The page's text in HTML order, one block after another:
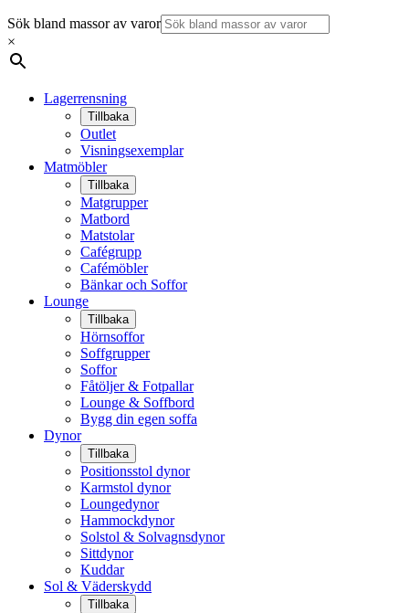
Sök bland massor av varor
×
Lagerrensning
Tillbaka
Outlet
Visningsexemplar
Matmöbler
Tillbaka
Matgrupper
Matbord
Matstolar
Cafégrupp
Cafémöbler
Bänkar och Soffor
Lounge
Tillbaka
Hörnsoffor
Soffgrupper
Soffor
Fåtöljer & Fotpallar
Lounge & Soffbord
Bygg din egen soffa
Dynor
Tillbaka
Positionsstol dynor
Karmstol dynor
Loungedynor
Hammockdynor
Solstol & Solvagnsdynor
Sittdynor
Kuddar
Sol & Väderskydd
Tillbaka